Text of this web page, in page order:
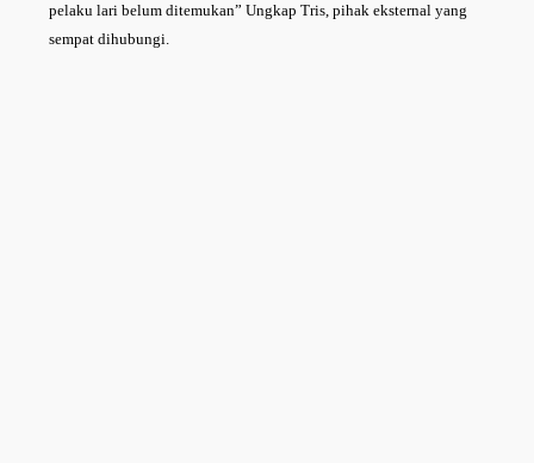
pelaku lari belum ditemukan” Ungkap Tris, pihak eksternal yang
sempat dihubungi.